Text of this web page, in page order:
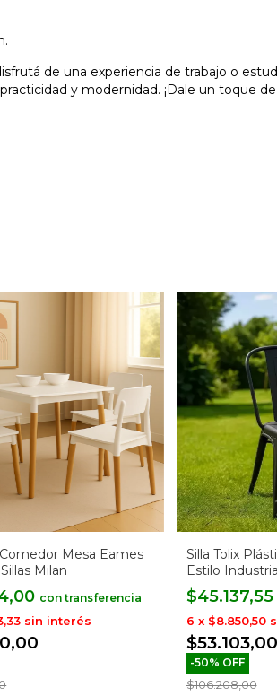
de una experiencia de trabajo o
y modernidad. ¡Dale un toque
Mesa Eames
Milan
con
sin interés
Silla Tolix
Estilo
$45.137,55
$53.103,00
-50% OFF
$106.208,00
6 x $8.850,50